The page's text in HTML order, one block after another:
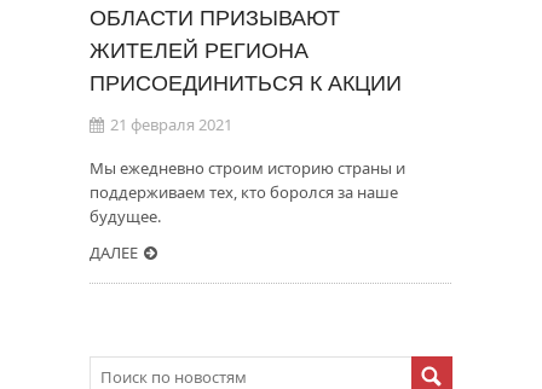
ОБЛАСТИ ПРИЗЫВАЮТ
ЖИТЕЛЕЙ РЕГИОНА
ПРИСОЕДИНИТЬСЯ К АКЦИИ
21 февраля 2021
Мы ежедневно строим историю страны и
поддерживаем тех, кто боролся за наше
будущее.
ДАЛЕЕ